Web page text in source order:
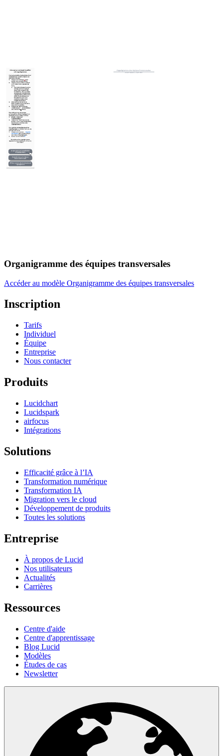
Organigramme des équipes transversales
Accéder au modèle Organigramme des équipes transversales
Inscription
Tarifs
Individuel
Équipe
Entreprise
Nous contacter
Produits
Lucidchart
Lucidspark
airfocus
Intégrations
Solutions
Efficacité grâce à l’IA
Transformation numérique
Transformation IA
Migration vers le cloud
Développement de produits
Toutes les solutions
Entreprise
À propos de Lucid
Nos utilisateurs
Actualités
Carrières
Ressources
Centre d'aide
Centre d'apprentissage
Blog Lucid
Modèles
Études de cas
Newsletter